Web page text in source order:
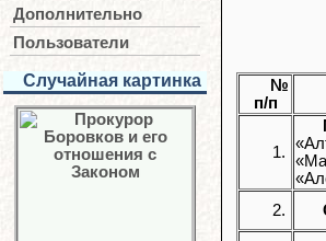
Дополнительно
Пользователи
Случайная картинка
№
п/п
1.
2.